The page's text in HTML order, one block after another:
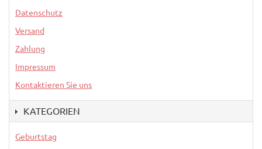
Datenschutz
Versand
Zahlung
Impressum
Kontaktieren Sie uns
KATEGORIEN
Geburtstag